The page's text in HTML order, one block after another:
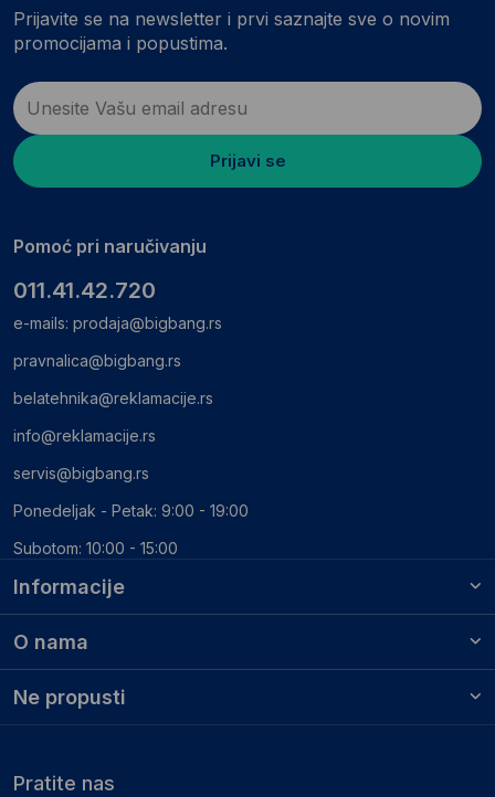
Informacije
O nama
Ne propusti
Prijavite se na newsletter i prvi saznajte sve o novim
promocijama i popustima.
Prijavi se
Pomoć pri naručivanju
011.41.42.720
e-mails: prodaja@bigbang.rs
pravnalica@bigbang.rs
belatehnika@reklamacije.rs
info@reklamacije.rs
servis@bigbang.rs
Ponedeljak - Petak: 9:00 - 19:00
Subotom: 10:00 - 15:00
Pratite nas